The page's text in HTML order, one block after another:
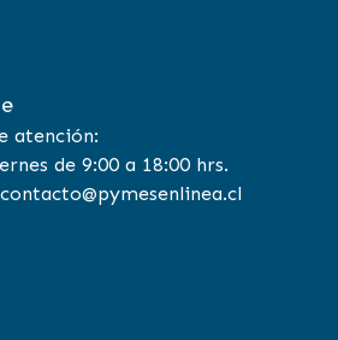
atención:
de 9:00 a 18:00 hrs.